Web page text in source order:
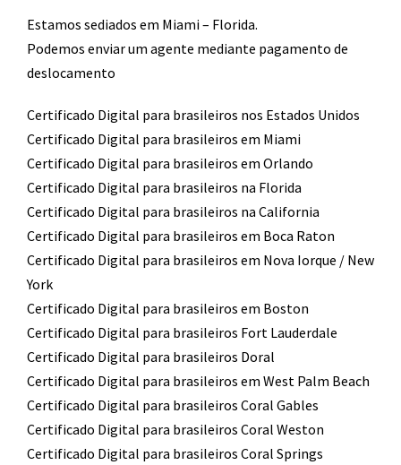
Estamos sediados em Miami – Florida.
Podemos enviar um agente mediante pagamento de
deslocamento​
Certificado Digital para brasileiros nos Estados Unidos
Certificado Digital para brasileiros em Miami
Certificado Digital para brasileiros em Orlando
Certificado Digital para brasileiros na Florida
Certificado Digital para brasileiros na California
Certificado Digital para brasileiros em Boca Raton
Certificado Digital para brasileiros em Nova Iorque / New
York
Certificado Digital para brasileiros em Boston
Certificado Digital para brasileiros Fort Lauderdale
Certificado Digital para brasileiros Doral
Certificado Digital para brasileiros em West Palm Beach
Certificado Digital para brasileiros Coral Gables
Certificado Digital para brasileiros Coral Weston
Certificado Digital para brasileiros Coral Springs